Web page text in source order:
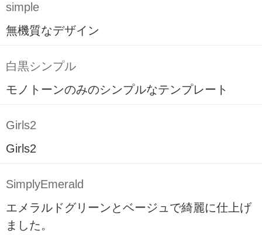
simple
無機質なデザイン
白黒シンプル
モノトーンのみのシンプルなテンプレート
Girls2
Girls2
SimplyEmerald
エメラルドグリーンとベージュで綺麗に仕上げ
ました。